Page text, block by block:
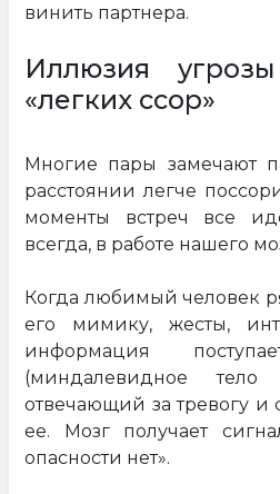
винить партнера.
Иллюзия
«легких ссор»
Многие пары замечают
расстоянии легче
моменты встреч все
всегда, в работе нашего
Когда любимый человек
его мимику, жесты,
информация
(миндалевидное
отвечающий за тревогу и
ее. Мозг получает
опасности нет».